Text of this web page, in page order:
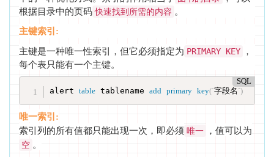
根据目录中的页码 快速找到所需的内容 。
主键索引:
主键是一种唯一性索引，但它必须指定为 PRIMARY KEY
，
每个表只能有一个主键。
SQL
alert table tablename add primary key(`字段名 `)
唯一索引:
索引列的所有值都只能出现一次，即必须 唯一 ，值可以为
空 。